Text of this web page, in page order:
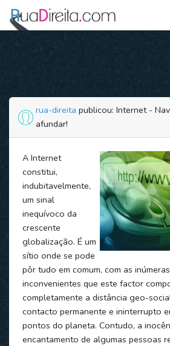
rua-direita publicou: Internet -
afundar!
A Internet
constitui,
indubitavelmente,
um sinal
inequívoco da
crescente
globalização. É um
sítio onde se pode
pôr tudo em comum, com as
inconvenientes que este factor
completamente a distância geo-
contacto permanente e ininterrupto
pontos do planeta. Contudo, a
encantamento de algumas pessoas